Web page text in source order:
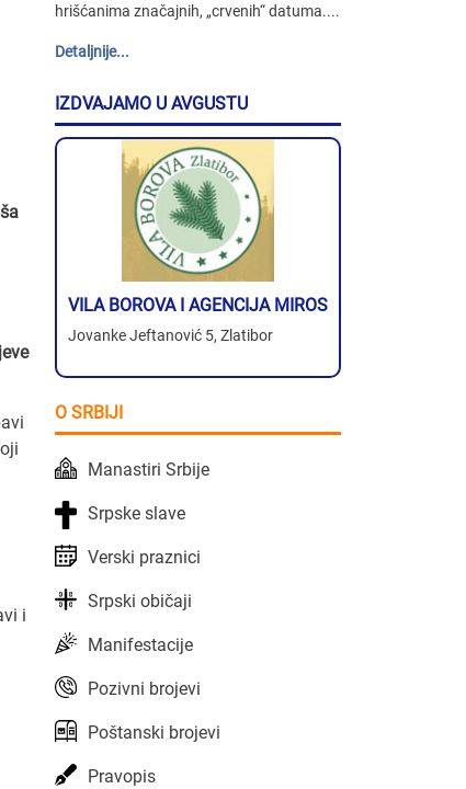
i
hrišćanima značajnih, „crvenih“ datuma....
Detaljnije...
IZDVAJAMO U AVGUSTU
VILA BOROVA I AGENCIJA MIROS
Jovanke Jeftanović 5, Zlatibor
O SRBIJI
Manastiri Srbije
Srpske slave
Verski praznici
Srpski običaji
Manifestacije
Pozivni brojevi
Poštanski brojevi
Pravopis